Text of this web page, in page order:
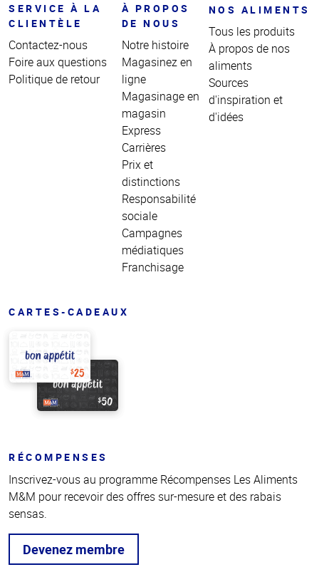
SERVICE À LA
CLIENTÈLE
Contactez-nous
Foire aux questions
Politique de retour
À PROPOS
DE NOUS
Notre histoire
Magasinez en
ligne
Magasinage en
magasin
Express
Carrières
Prix et
distinctions
Responsabilité
sociale
Campagnes
médiatiques
Franchisage
NOS ALIMENTS
Tous les produits
À propos de nos
aliments
Sources
d'inspiration et
d'idées
CARTES-CADEAUX
RÉCOMPENSES
Inscrivez-vous au programme Récompenses Les Aliments
M&M pour recevoir des offres sur-mesure et des rabais
sensas.
Devenez membre